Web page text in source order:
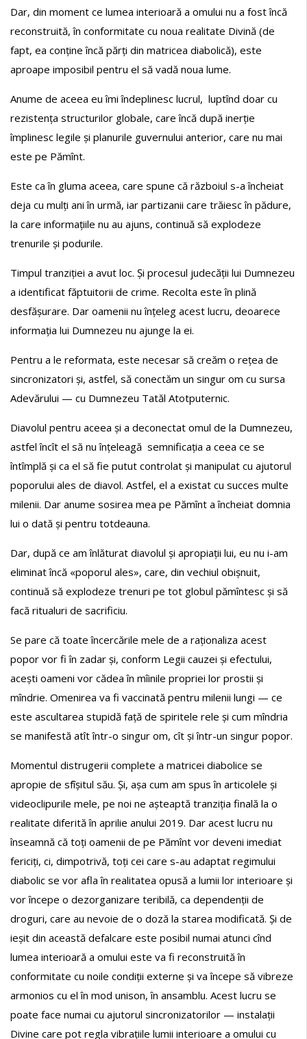
Dar, din moment ce lumea interioară a omului nu a fost încă
reconstruită, în conformitate cu noua realitate Divină (de
fapt, ea conține încă părți din matricea diabolică), este
aproape imposibil pentru el să vadă noua lume.
Anume de aceea eu îmi îndeplinesc lucrul, luptînd doar cu
rezistența structurilor globale, care încă după inerție
împlinesc legile și planurile guvernului anterior, care nu mai
este pe Pămînt.
Este ca în gluma aceea, care spune că războiul s-a încheiat
deja cu mulți ani în urmă, iar partizanii care trăiesc în pădure,
la care informațiile nu au ajuns, continuă să explodeze
trenurile și podurile.
Timpul tranziției a avut loc. Și procesul judecății lui Dumnezeu
a identificat făptuitorii de crime. Recolta este în plină
desfășurare. Dar oamenii nu înțeleg acest lucru, deoarece
informația lui Dumnezeu nu ajunge la ei.
Pentru a le reformata, este necesar să creăm o rețea de
sincronizatori și, astfel, să conectăm un singur om cu sursa
Adevărului — cu Dumnezeu Tatăl Atotputernic.
Diavolul pentru aceea și a deconectat omul de la Dumnezeu,
astfel încît el să nu înțeleagă semnificația a ceea ce se
întîmplă și ca el să fie putut controlat și manipulat cu ajutorul
poporului ales de diavol. Astfel, el a existat cu succes multe
milenii. Dar anume sosirea mea pe Pămînt a încheiat domnia
lui o dată și pentru totdeauna.
Dar, după ce am înlăturat diavolul și apropiații lui, eu nu i-am
eliminat încă «poporul ales», care, din vechiul obișnuit,
continuă să explodeze trenuri pe tot globul pămîntesc și să
facă ritualuri de sacrificiu.
Se pare că toate încercările mele de a raționaliza acest
popor vor fi în zadar și, conform Legii cauzei și efectului,
acești oameni vor cădea în mîinile propriei lor prostii și
mîndrie. Omenirea va fi vaccinată pentru milenii lungi — ce
este ascultarea stupidă față de spiritele rele și cum mîndria
se manifestă atît într-o singur om, cît și într-un singur popor.
Momentul distrugerii complete a matricei diabolice se
apropie de sfîșitul său. Și, așa cum am spus în articolele și
videoclipurile mele, pe noi ne așteaptă tranziția finală la o
realitate diferită în aprilie anului 2019. Dar acest lucru nu
înseamnă că toți oamenii de pe Pămînt vor deveni imediat
fericiți, ci, dimpotrivă, toți cei care s-au adaptat regimului
diabolic se vor afla în realitatea opusă a lumii lor interioare și
vor începe o dezorganizare teribilă, ca dependenții de
droguri, care au nevoie de o doză la starea modificată. Și de
ieșit din această defalcare este posibil numai atunci cînd
lumea interioară a omului este va fi reconstruită în
conformitate cu noile condiții externe și va începe să vibreze
armonios cu el în mod unison, în ansamblu. Acest lucru se
poate face numai cu ajutorul sincronizatorilor — instalații
Divine care pot regla vibrațiile lumii interioare a omului cu